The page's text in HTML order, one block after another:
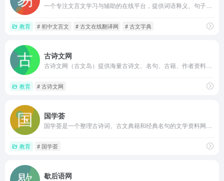
教育 # 初中文言文 # 古文在线翻译网 # 古文字典
古诗文网
教育 # 古诗文网
国学荟
教育 # 国学荟
歇后语网